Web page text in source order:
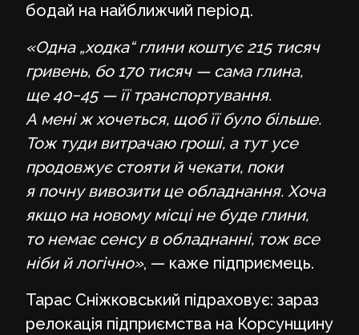
бодай на найближчий період.
«Одна „ходка“ глини коштує 215 тисяч
гривень, бо 170 тисяч — сама глина,
ще 40−45 — її транспортування.
А мені ж хочеться, щоб її було більше.
Тож туди витрачаю гроші, а тут усе
продовжує стояти й чекати, поки
я почну вивозити це обладнання. Хоча
якщо на новому місці не буде глини,
то немає сенсу в обладнанні, тож все
ніби й логічно», — каже підприємець.
Тарас Сніжковський підраховує: зараз
релокація підприємства на Корсунщину